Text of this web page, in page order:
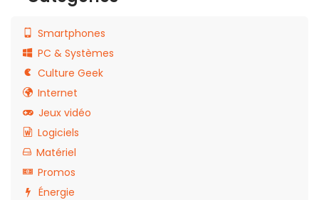
Smartphones
PC & Systèmes
Culture Geek
Internet
Jeux vidéo
Logiciels
Matériel
Promos
Énergie